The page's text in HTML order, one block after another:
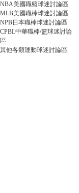
NBA美國職籃球迷討論區
MLB美國職棒球迷討論區
NPB日本職棒球迷討論區
CPBL中華職棒/籃球迷討論
區
其他各類運動球迷討論區